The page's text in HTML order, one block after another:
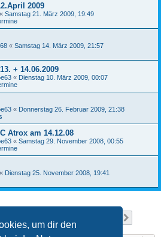
um dir den
2009
« Samstag 21. März 2009, 19:49
« Samstag 14. März 2009, 21:57
+ 14.06.2009
« Dienstag 10. März 2009, 00:07
« Donnerstag 26. Februar 2009, 21:38
Atrox am 14.12.08
« Samstag 29. November 2008, 00:55
« Dienstag 25. November 2008, 19:41